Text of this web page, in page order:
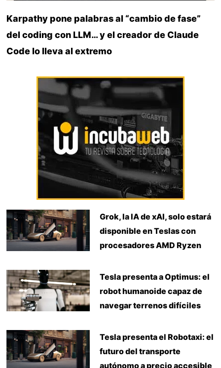
Karpathy pone palabras al “cambio de fase”
del coding con LLM… y el creador de Claude
Code lo lleva al extremo
Grok, la IA de xAI, solo estará
disponible en Teslas con
procesadores AMD Ryzen
Tesla presenta a Optimus: el
robot humanoide capaz de
navegar terrenos difíciles
Tesla presenta el Robotaxi: el
futuro del transporte
autónomo a precio accesible